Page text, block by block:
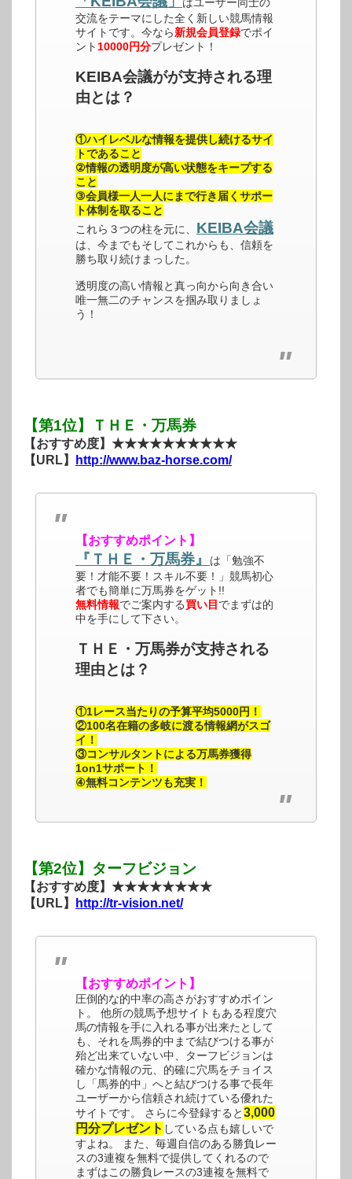
はユーザー同士の
交流をテーマにした全く新しい競馬情報
サイトです。今なら新規会員登録でポイ
ント10000円分プレゼント！
KEIBA会議がが支持される理
由とは？
①ハイレベルな情報を提供し続けるサイ
トであること
②情報の透明度が高い状態をキープする
こと
③会員様一人一人にまで行き届くサポー
ト体制を取ること
これら３つの柱を元に、 KEIBA会議
は、今までもそしてこれからも、信頼を
勝ち取り続けまっした。
透明度の高い情報と真っ向から向き合い
唯一無二のチャンスを掴み取りましょ
う！
【第1位】ＴＨＥ・万馬券
【おすすめ度】★★★★★★★★★★
【URL】
http://www.baz-horse.com/
【おすすめポイント】
『ＴＨＥ・万馬券』
は「勉強不
要！才能不要！スキル不要！」競馬初心
者でも簡単に万馬券をゲット!!
無料情報でご案内する買い目 でまずは的
中を手にして下さい。
ＴＨＥ・万馬券が支持される
理由とは？
①1レース当たりの予算平均5000円！
②100名在籍の多岐に渡る情報網がスゴ
イ！
③コンサルタントによる万馬券獲得
1on1サポート！
④無料コンテンツも充実！
【第2位】ターフビジョン
【おすすめ度】★★★★★★★★
【URL】
http://tr-vision.net/
【おすすめポイント】
圧倒的な的中率の高さがおすすめポイン
ト。 他所の競馬予想サイトもある程度穴
馬の情報を手に入れる事が出来たとして
も、それを馬券的中まで結びつける事が
殆ど出来ていない中、ターフビジョンは
確かな情報の元、的確に穴馬をチョイス
し「馬券的中」へと結びつける事で長年
ユーザーから信頼され続けている優れた
サイトです。 さらに今登録すると3,000
円分プレゼント している点も嬉しいで
すよね。 また、毎週自信のある勝負レー
スの3連複を無料で提供してくれるので
まずはこの勝負レースの3連複を無料で